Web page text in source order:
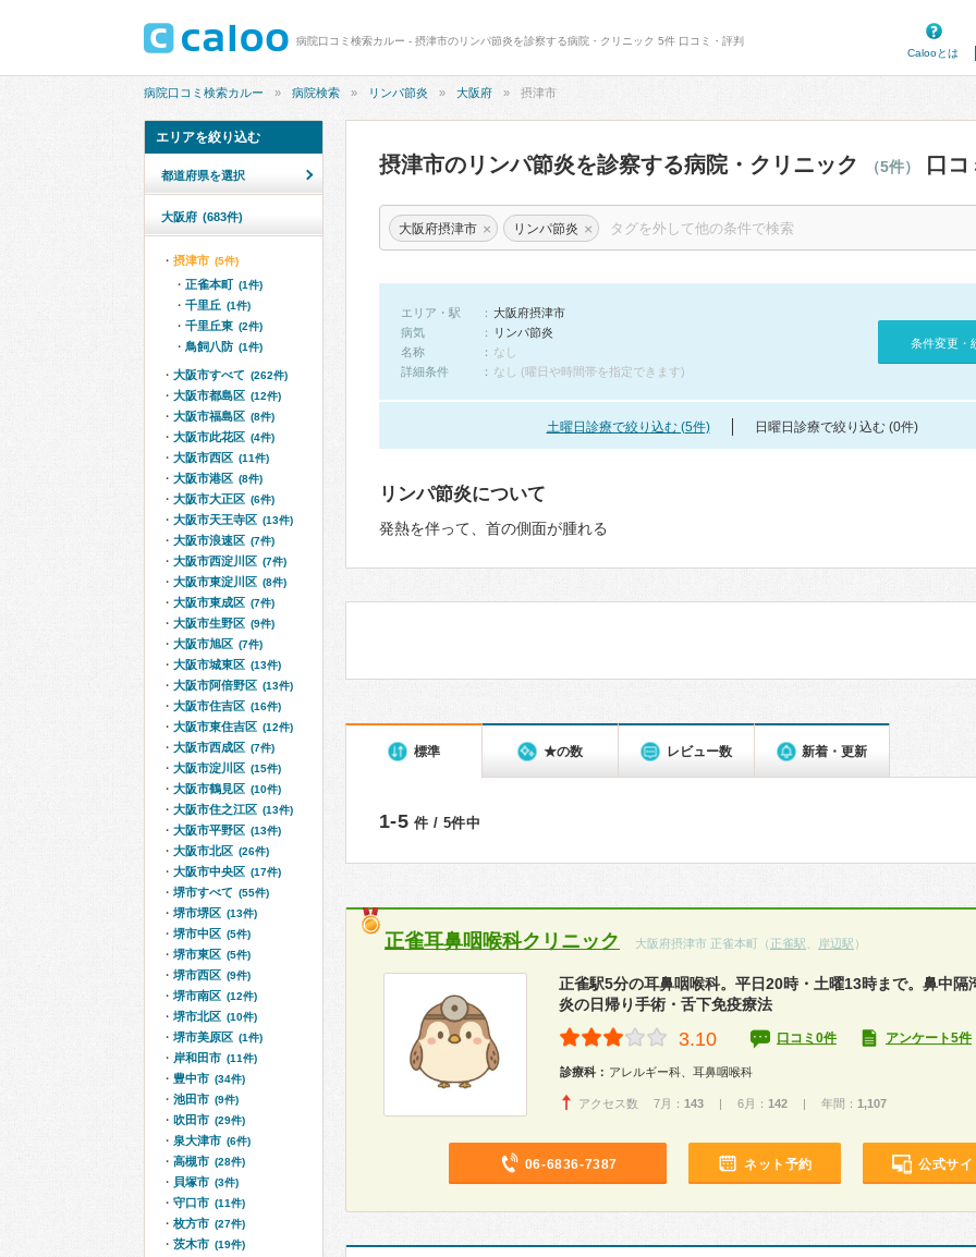
病院口コミ検索カルー - 摂津市のリンパ節炎を診察する病院・クリニック 5件 口コミ・評判
Calooとは
病院口コミ検索カルー 病院検索 リンパ節炎 大阪府 摂津市
摂津市のリンパ節炎を診察する病院・クリニック （5件） 口
大阪府摂津市 × リンパ節炎 ×
エリア・駅
大阪府摂津市
病気
リンパ節炎
名称
なし
詳細条件
なし (曜日や時間帯を指定できます)
条件変更・
土曜日診療で絞り込む (5件) 日曜日診療で絞り込む (0件)
リンパ節炎について
発熱を伴って、首の側面が腫れる
標準 ★の数 レビュー数 新着・更新
1-5 件 / 5件中
正雀耳鼻咽喉科クリニック 大阪府摂津市 正雀本町（ 正雀駅 岸辺駅 ）
正雀駅5分の耳鼻咽喉科。平日20時・土曜13時まで。鼻中隔
炎の日帰り手術・舌下免疫療法
3.10 口コミ0件 アンケート5件
診療科： アレルギー科、耳鼻咽喉科
アクセス数 7月： 143 | 6月： 142 | 年間： 1,107
06-6836-7387 ネット予約 公式サイ
エリアを絞り込む
都道府県を選択
大阪府 (683件)
摂津市 (5件)
正雀本町 (1件)
千里丘 (1件)
千里丘東 (2件)
鳥飼八防 (1件)
大阪市すべて (262件)
大阪市都島区 (12件)
大阪市福島区 (8件)
大阪市此花区 (4件)
大阪市西区 (11件)
大阪市港区 (8件)
大阪市大正区 (6件)
大阪市天王寺区 (13件)
大阪市浪速区 (7件)
大阪市西淀川区 (7件)
大阪市東淀川区 (8件)
大阪市東成区 (7件)
大阪市生野区 (9件)
大阪市旭区 (7件)
大阪市城東区 (13件)
大阪市阿倍野区 (13件)
大阪市住吉区 (16件)
大阪市東住吉区 (12件)
大阪市西成区 (7件)
大阪市淀川区 (15件)
大阪市鶴見区 (10件)
大阪市住之江区 (13件)
大阪市平野区 (13件)
大阪市北区 (26件)
大阪市中央区 (17件)
堺市すべて (55件)
堺市堺区 (13件)
堺市中区 (5件)
堺市東区 (5件)
堺市西区 (9件)
堺市南区 (12件)
堺市北区 (10件)
堺市美原区 (1件)
岸和田市 (11件)
豊中市 (34件)
池田市 (9件)
吹田市 (29件)
泉大津市 (6件)
高槻市 (28件)
貝塚市 (3件)
守口市 (11件)
枚方市 (27件)
茨木市 (19件)